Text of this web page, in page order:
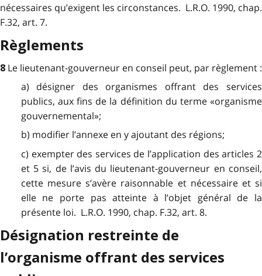
nécessaires qu’exigent les circonstances. L.R.O. 1990, chap.
F.32, art. 7.
Règlements
8 Le lieutenant-gouverneur en conseil peut, par règlement :
a) désigner des organismes offrant des services
publics, aux fins de la définition du terme «organisme
gouvernemental»;
b) modifier l’annexe en y ajoutant des régions;
c) exempter des services de l’application des articles 2
et 5 si, de l’avis du lieutenant-gouverneur en conseil,
cette mesure s’avère raisonnable et nécessaire et si
elle ne porte pas atteinte à l’objet général de la
présente loi. L.R.O. 1990, chap. F.32, art. 8.
Désignation restreinte de
l’organisme offrant des services